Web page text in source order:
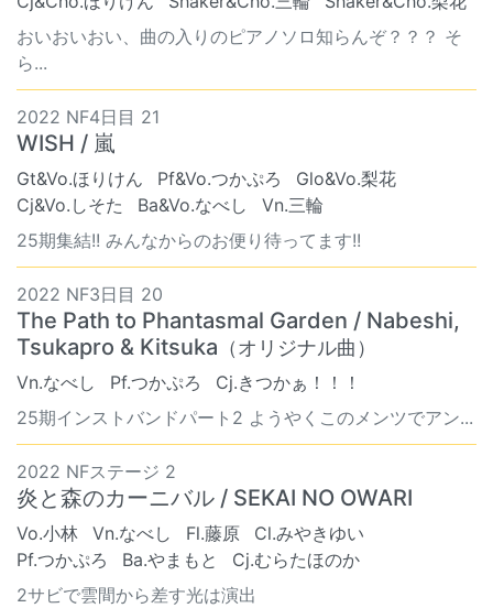
おいおいおい、曲の入りのピアノソロ知らんぞ？？？ そ
ら...
2022 NF4日目 21
WISH / 嵐
Gt&Vo.ほりけん Pf&Vo.つかぷろ
Glo&Vo.梨花
Cj&Vo.しそた
Ba&Vo.なべし
Vn.三輪
25期集結!! みんなからのお便り待ってます!!
2022 NF3日目 20
The Path to Phantasmal Garden / Nabeshi,
Tsukapro & Kitsuka （オリジナル曲）
Vn.なべし Pf.つかぷろ
Cj.きつかぁ！！！
25期インストバンドパート2 ようやくこのメンツでアン...
2022 NFステージ 2
炎と森のカーニバル / SEKAI NO OWARI
Vo.小林 Vn.なべし Fl.藤原
Cl.みやきゆい
Pf.つかぷろ
Ba.やまもと
Cj.むらたほのか
2サビで雲間から差す光は演出